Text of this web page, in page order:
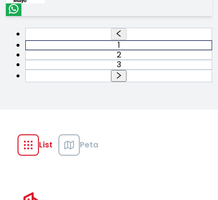
1
2
3
List Peta